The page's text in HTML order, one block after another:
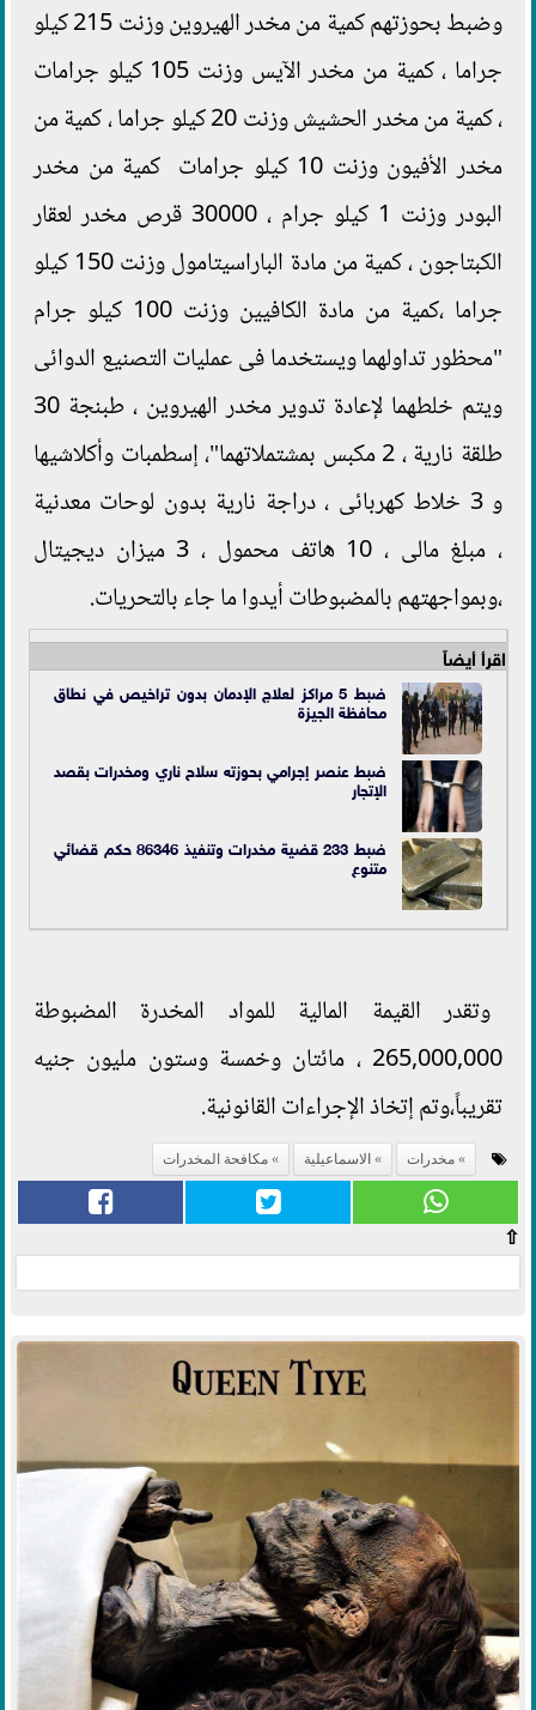
وضبط بحوزتهم كمية من مخدر الهيروين وزنت 215 كيلو
جراما ، كمية من مخدر الآيس وزنت 105 كيلو جرامات
، كمية من مخدر الحشيش وزنت 20 كيلو جراما ، كمية من
مخدر الأفيون وزنت 10 كيلو جرامات كمية من مخدر
البودر وزنت 1 كيلو جرام ، 30000 قرص مخدر لعقار
الكبتاجون ، كمية من مادة الباراسيتامول وزنت 150 كيلو
جراما ،كمية من مادة الكافيين وزنت 100 كيلو جرام
"محظور تداولهما ويستخدما فى عمليات التصنيع الدوائى
ويتم خلطهما لإعادة تدوير مخدر الهيروين ، طبنجة 30
طلقة نارية ، 2 مكبس بمشتملاتهما"، إسطمبات وأكلاشيها
و 3 خلاط كهربائى ، دراجة نارية بدون لوحات معدنية
، مبلغ مالى ، 10 هاتف محمول ، 3 ميزان ديجيتال
،وبمواجهتهم بالمضبوطات أيدوا ما جاء بالتحريات.
اقرأ أيضاً
ضبط 5 مراكز لعلاج الإدمان بدون تراخيص في نطاق
محافظة الجيزة
ضبط عنصر إجرامي بحوزته سلاح ناري ومخدرات بقصد
الإتجار
ضبط 233 قضية مخدرات وتنفيذ 86346 حكم قضائي
متنوع
وتقدر القيمة المالية للمواد المخدرة المضبوطة
265,000,000 ، مائتان وخمسة وستون مليون جنيه
تقريباً،وتم إتخاذ الإجراءات القانونية.
مخدرات الاسماعيلية مكافحة المخدرات
⇧